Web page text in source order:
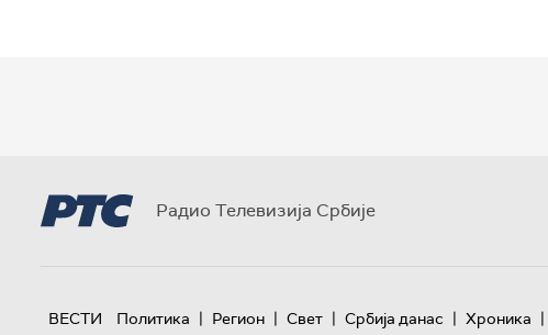
Радио Телевизија Србије
ВЕСТИ Политика | Регион | Свет | Србија данас | Хроника |